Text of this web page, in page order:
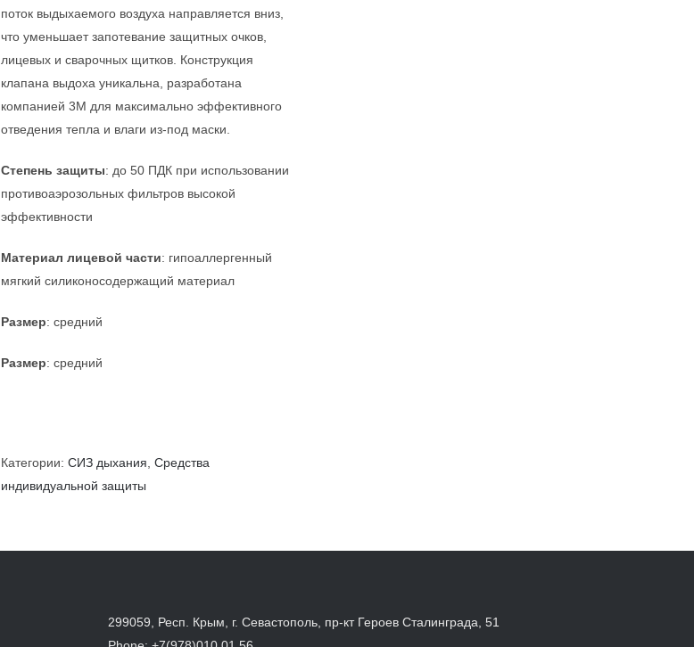
поток выдыхаемого воздуха направляется вниз,
что уменьшает запотевание защитных очков,
лицевых и сварочных щитков. Конструкция
клапана выдоха уникальна, разработана
компанией 3М для максимально эффективного
отведения тепла и влаги из-под маски.
Степень защиты: до 50 ПДК при использовании
противоаэрозольных фильтров высокой
эффективности
Материал лицевой части: гипоаллергенный
мягкий силиконосодержащий материал
Размер: средний
Размер: средний
Категории: СИЗ дыхания Средства
индивидуальной защиты
299059, Респ. Крым, г. Севастополь, пр-кт Героев Сталинграда, 51